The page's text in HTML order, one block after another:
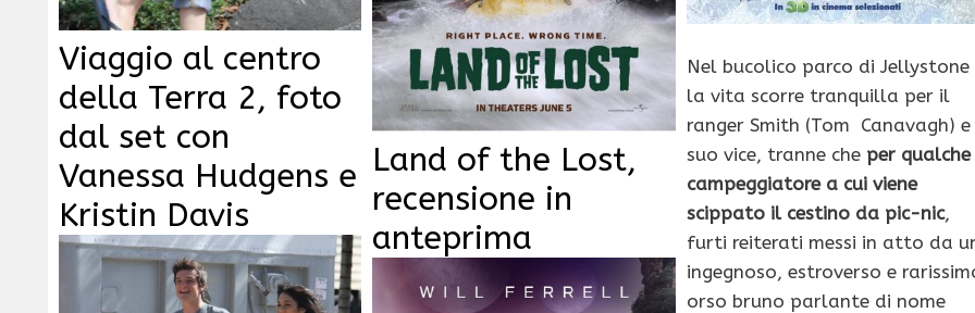
Nel bucolico parco di Jellystone
la vita scorre tranquilla per il
ranger Smith (Tom Canavagh)
suo vice, tranne che per qualche
campeggiatore a cui viene
scippato il cestino da pic-nic,
furti reiterati messi in atto da
ingegnoso, estroverso e
orso bruno parlante di nome
Viaggio al centro
della Terra 2, foto
dal set con
Vanessa Hudgens e
Kristin Davis
Land of the Lost,
recensione in
anteprima